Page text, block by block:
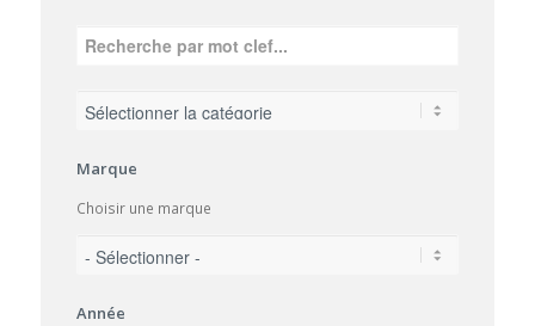
Marque
Choisir une marque
Année